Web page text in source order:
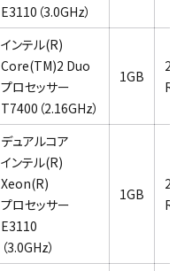
E3110（3.0GHz）
インテル(R)
Core(TM)2 Duo
プロセッサー
T7400（2.16GHz）
1GB
デュアルコア
インテル(R)
Xeon(R)
プロセッサー
E3110
（3.0GHz）
1GB